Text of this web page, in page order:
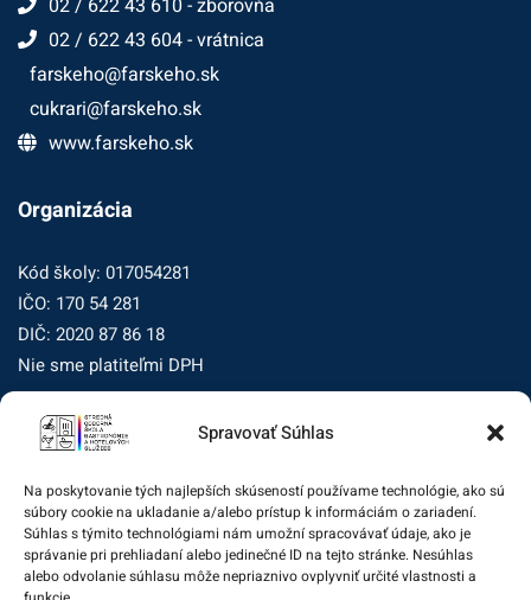
Spravovať Súhlas
Na poskytovanie tých najlepších skúseností používame technológie, ako sú
súbory cookie na ukladanie a/alebo prístup k informáciám o zariadení.
Súhlas s týmito technológiami nám umožní spracovávať údaje, ako je
správanie pri prehliadaní alebo jedinečné ID na tejto stránke. Nesúhlas
alebo odvolanie súhlasu môže nepriaznivo ovplyvniť určité vlastnosti a
02 / 622 43 604 - vrátnica
farskeho@farskeho.sk
cukrari@farskeho.sk
www.farskeho.sk
Organizácia
Kód školy: 017054281
IČO: 170 54 281
DIČ: 2020 87 86 18
Nie sme platiteľmi DPH
Zásady ochrany osobných údajov
Dohľad nad ochranou osobných údajov
Žiadosť dotknutej osoby na uplatnenie jej práv